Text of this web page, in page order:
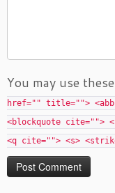
You may use these
href="" title="">
<blockquote cite="">
<q cite=""> <s>